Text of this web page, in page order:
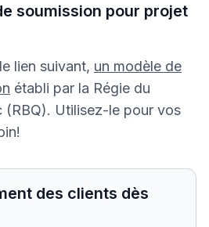
soumission pour projet
lien suivant, un modèle de
établi par la Régie du
(RBQ). Utilisez-le pour vos
des clients dès